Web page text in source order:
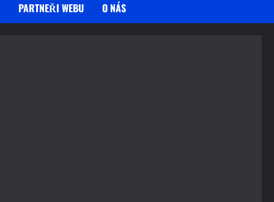
PARTNEŘI WEBU O NÁS